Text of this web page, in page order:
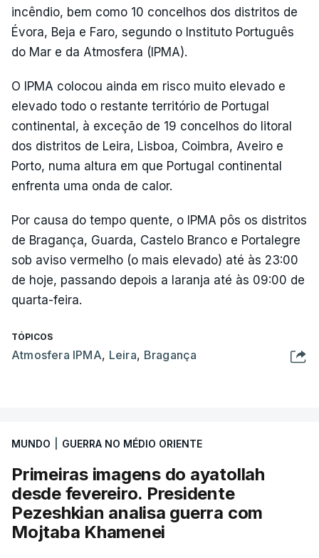
incêndio, bem como 10 concelhos dos distritos de
Évora, Beja e Faro, segundo o Instituto Português
do Mar e da Atmosfera (IPMA).
O IPMA colocou ainda em risco muito elevado e
elevado todo o restante território de Portugal
continental, à exceção de 19 concelhos do litoral
dos distritos de Leira, Lisboa, Coimbra, Aveiro e
Porto, numa altura em que Portugal continental
enfrenta uma onda de calor.
Por causa do tempo quente, o IPMA pôs os distritos
de Bragança, Guarda, Castelo Branco e Portalegre
sob aviso vermelho (o mais elevado) até às 23:00
de hoje, passando depois a laranja até às 09:00 de
quarta-feira.
TÓPICOS
Atmosfera IPMA, Leira, Bragança
MUNDO GUERRA NO MÉDIO ORIENTE
Primeiras imagens do ayatollah
desde fevereiro. Presidente
Pezeshkian analisa guerra com
Mojtaba Khamenei